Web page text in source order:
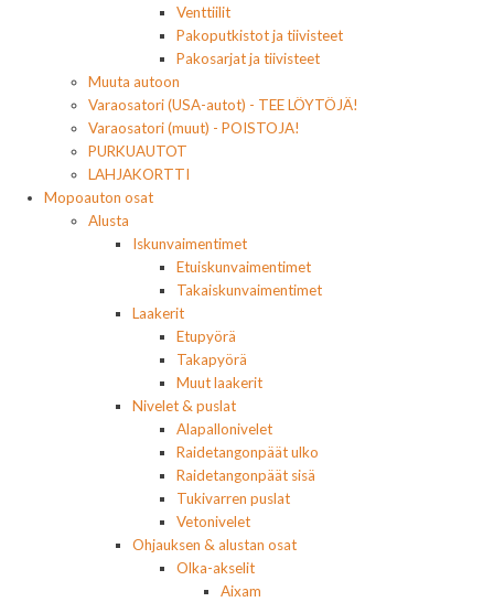
Venttiilit
Pakoputkistot ja tiivisteet
Pakosarjat ja tiivisteet
Muuta autoon
Varaosatori (USA-autot) - TEE LÖYTÖJÄ!
Varaosatori (muut) - POISTOJA!
PURKUAUTOT
LAHJAKORTTI
Mopoauton osat
Alusta
Iskunvaimentimet
Etuiskunvaimentimet
Takaiskunvaimentimet
Laakerit
Etupyörä
Takapyörä
Muut laakerit
Nivelet & puslat
Alapallonivelet
Raidetangonpäät ulko
Raidetangonpäät sisä
Tukivarren puslat
Vetonivelet
Ohjauksen & alustan osat
Olka-akselit
Aixam